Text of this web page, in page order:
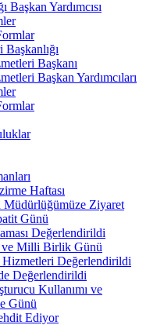
Başkan Yardımcısı
Başkanı
Başkan Yardımcıları
Haftası
Müdürlüğümüze Ziyaret
Günü
Değerlendirildi
ve Milli Birlik Günü
Değerlendirildi
Değerlendirildi
Kullanımı ve
Günü
Ediyor